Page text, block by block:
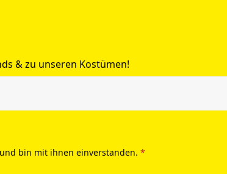
& zu unseren Kostümen!
bin mit ihnen einverstanden. *